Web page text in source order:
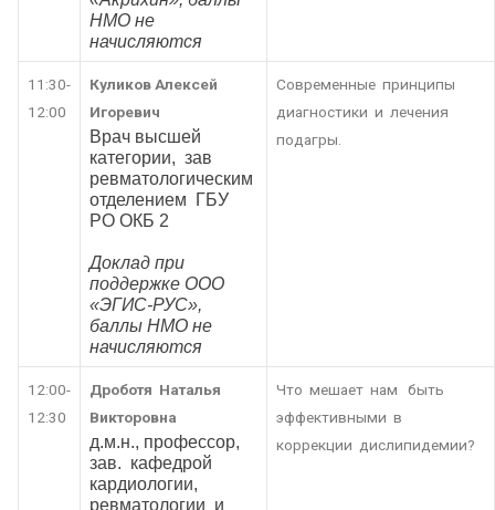
НМО не
начисляются
11:30-
12:00
Куликов Алексей
Игоревич
Врач высшей
категории, зав
ревматологическим
отделением ГБУ
РО ОКБ 2
Доклад при
поддержке ООО
«ЭГИС-РУС»,
баллы НМО не
начисляются
Современные принципы
диагностики и лечения
подагры.
12:00-
12:30
Дроботя Наталья
Викторовна
д.м.н., профессор,
зав. кафедрой
кардиологии,
ревматологии и
Что мешает нам быть
эффективными в
коррекции дислипидемии?